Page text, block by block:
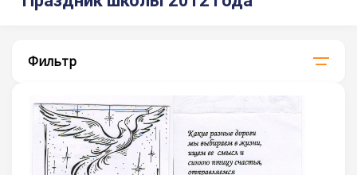
Фильтр